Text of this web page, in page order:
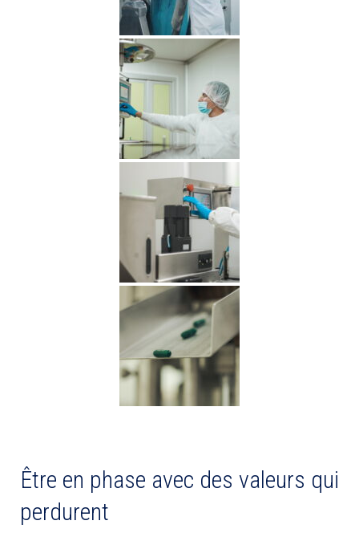
Être en phase avec des valeurs qui
perdurent